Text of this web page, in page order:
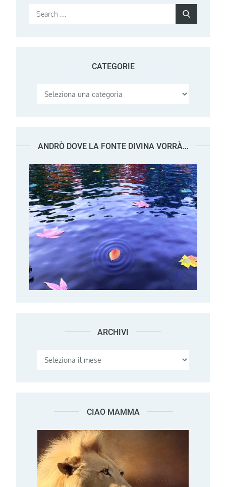
Search
CATEGORIE
Categorie
ANDRÒ DOVE LA FONTE DIVINA VORRÀ…
ARCHIVI Archivi
CIAO MAMMA